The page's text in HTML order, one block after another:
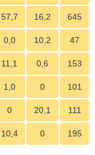
57,7 16,2 645
0,0 10,2 47
11,1 0,6 153
1,0 0 101
0 20,1 111
10,4 0 195